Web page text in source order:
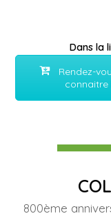
Dans la
Rendez-
800ème